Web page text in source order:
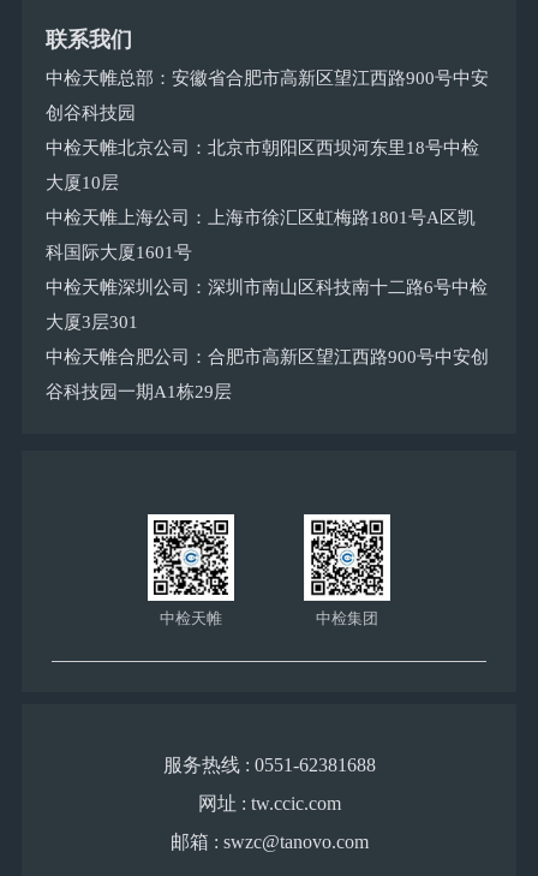
联系我们
中检天帷总部：安徽省合肥市高新区望江西路900号中安
创谷科技园
中检天帷北京公司：北京市朝阳区西坝河东里18号中检
大厦10层
中检天帷上海公司：上海市徐汇区虹梅路1801号A区凯
科国际大厦1601号
中检天帷深圳公司：深圳市南山区科技南十二路6号中检
大厦3层301
中检天帷合肥公司：合肥市高新区望江西路900号中安创
谷科技园一期A1栋29层
中检天帷 中检集团
服务热线 : 0551-62381688
网址 : tw.ccic.com
邮箱 : swzc@tanovo.com